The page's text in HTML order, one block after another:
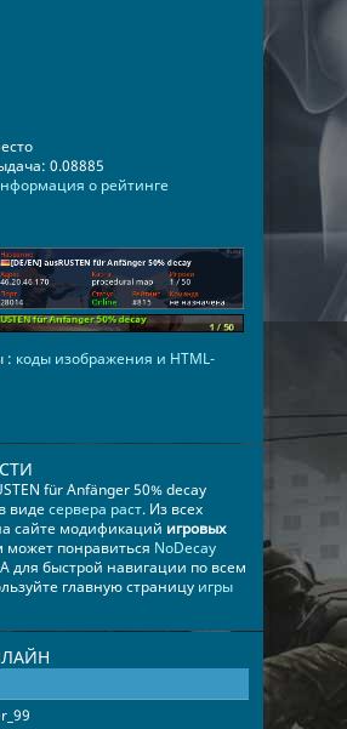
0.08885
о рейтинге
: коды изображения и HTML-
für Anfänger 50% decay
видесервера раст. Из всех
сайте модификаций игровых
может понравиться NoDecay
для быстрой навигации по всем
главную страницу игры
Время
00:15:41